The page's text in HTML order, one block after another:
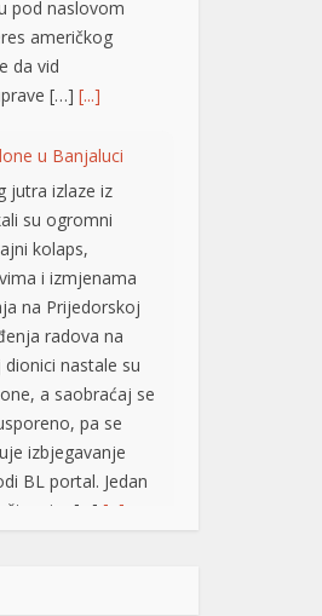
[…][...]
u Banjaluci
su ogromni
kolaps,
i izmjenama
na Prijedorskoj
radova na
nastale su
a saobraćaj se
pa se
izbjegavanje
BL portal. Jedan
[…][...]
Nakon vrelog
i grmljavina